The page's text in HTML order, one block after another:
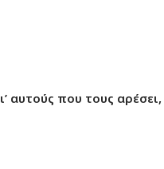
αυτούς που τους